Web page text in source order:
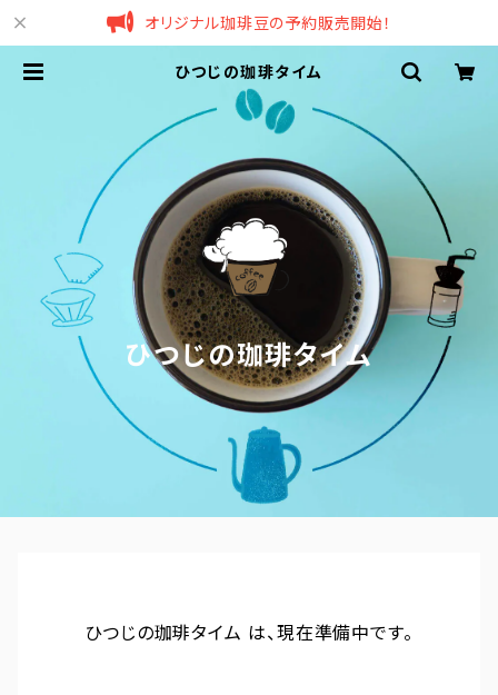
オリジナル珈琲豆の予約販売開始！
ひつじの珈琲タイム
ひつじの珈琲タイム
ひつじの珈琲タイム は、現在準備中です。